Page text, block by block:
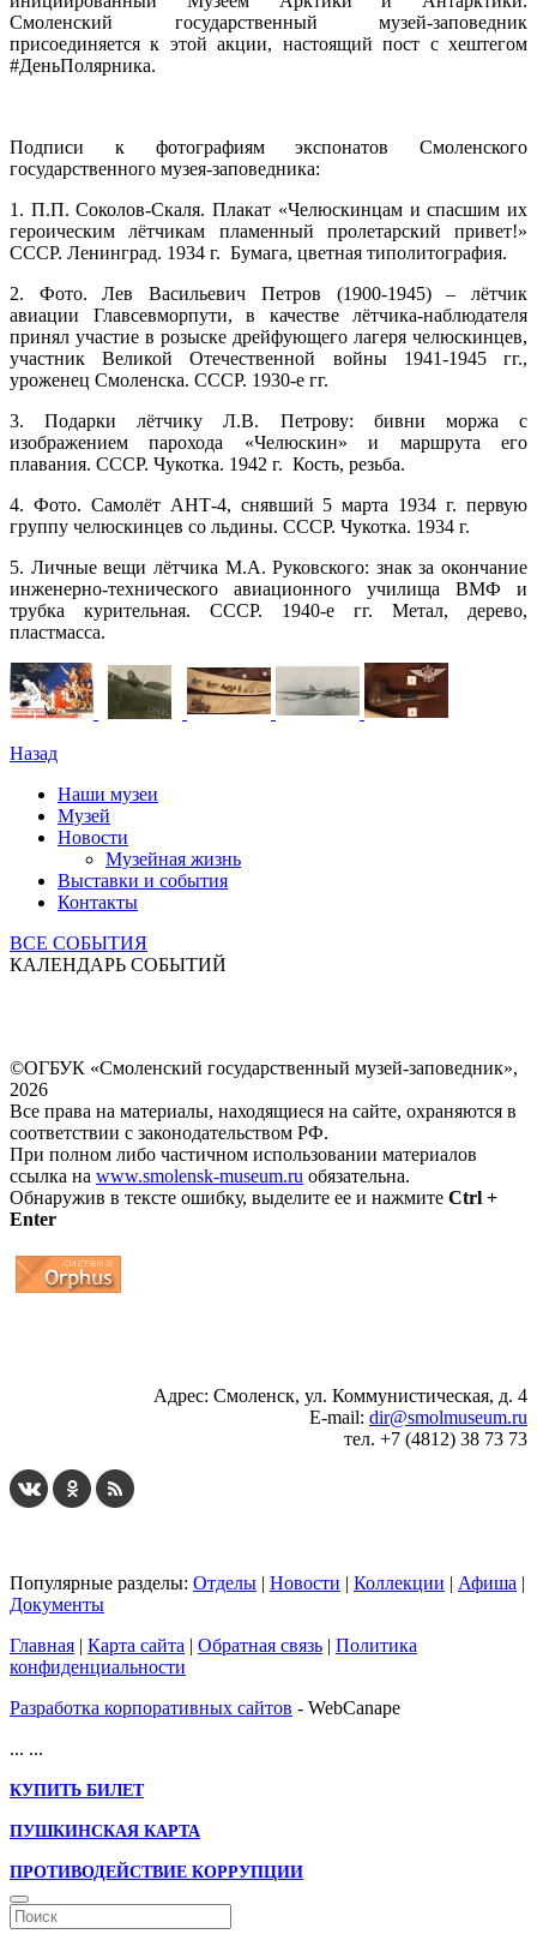
Смоленский государственный музей-заповедник
присоединяется к этой акции, настоящий пост с хештегом
#ДеньПолярника.
Подписи к фотографиям экспонатов Смоленского
государственного музея-заповедника:
1. П.П. Соколов-Скаля. Плакат «Челюскинцам и спасшим их
героическим лётчикам пламенный пролетарский привет!»
СССР. Ленинград. 1934 г. Бумага, цветная типолитография.
2. Фото. Лев Васильевич Петров (1900-1945) – лётчик
авиации Главсевморпути, в качестве лётчика-наблюдателя
принял участие в розыске дрейфующего лагеря челюскинцев,
участник Великой Отечественной войны 1941-1945 гг.,
уроженец Смоленска. СССР. 1930-е гг.
3. Подарки лётчику Л.В. Петрову: бивни моржа с
изображением парохода «Челюскин» и маршрута его
плавания. СССР. Чукотка. 1942 г. Кость, резьба.
4. Фото. Самолёт АНТ-4, снявший 5 марта 1934 г. первую
группу челюскинцев со льдины. СССР. Чукотка. 1934 г.
5. Личные вещи лётчика М.А. Руковского: знак за окончание
инженерно-технического авиационного училища ВМФ и
трубка курительная. СССР. 1940-е гг. Метал, дерево,
пластмасса.
Назад
Наши музеи
Музей
Новости
Музейная жизнь
Выставки и события
Контакты
ВСЕ СОБЫТИЯ
КАЛЕНДАРЬ СОБЫТИЙ
©ОГБУК «Смоленский государственный музей-заповедник»,
2026
Все права на материалы, находящиеся на сайте, охраняются в
соответствии с законодательством РФ.
При полном либо частичном использовании материалов
ссылка на www.smolensk-museum.ru обязательна.
Обнаружив в тексте ошибку, выделите ее и нажмите Ctrl +
Enter
Адрес: Смоленск, ул. Коммунистическая, д. 4
E-mail: dir@smolmuseum.ru
тел. +7 (4812) 38 73 73
Популярные разделы: Отделы | Новости | Коллекции | Афиша |
Документы
Главная | Карта сайта | Обратная связь | Политика
конфиденциальности
Разработка корпоративных сайтов - WebCanape
... ...
КУПИТЬ БИЛЕТ
ПУШКИНСКАЯ КАРТА
ПРОТИВОДЕЙСТВИЕ КОРРУПЦИИ